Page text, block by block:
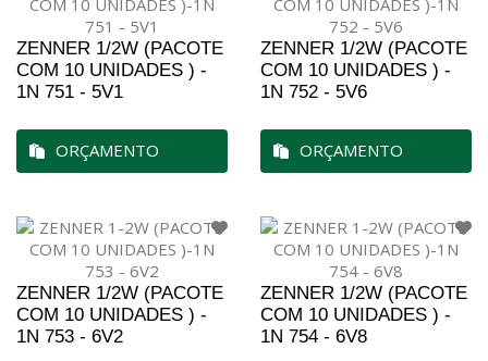
ZENNER 1/2W (PACOTE
COM 10 UNIDADES ) -
1N 751 - 5V1
ORÇAMENTO
ZENNER 1/2W (PACOTE
COM 10 UNIDADES ) -
1N 752 - 5V6
ORÇAMENTO
ZENNER 1/2W (PACOTE
COM 10 UNIDADES ) -
1N 753 - 6V2
ZENNER 1/2W (PACOTE
COM 10 UNIDADES ) -
1N 754 - 6V8